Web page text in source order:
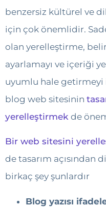
benzersiz kültürel ve
için çok önemlidir.
olan yerelleştirme,
ayarlamayı ve içeriği
uyumlu hale getirmeyi
blog web sitesinin
yerelleştirmek de
Bir web sitesini
de tasarım açısından
birkaç şey şunlardır
Blog yazısı